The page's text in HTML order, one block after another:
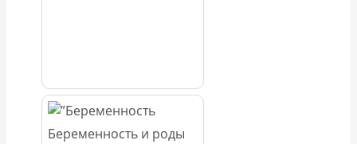
Беременность и роды